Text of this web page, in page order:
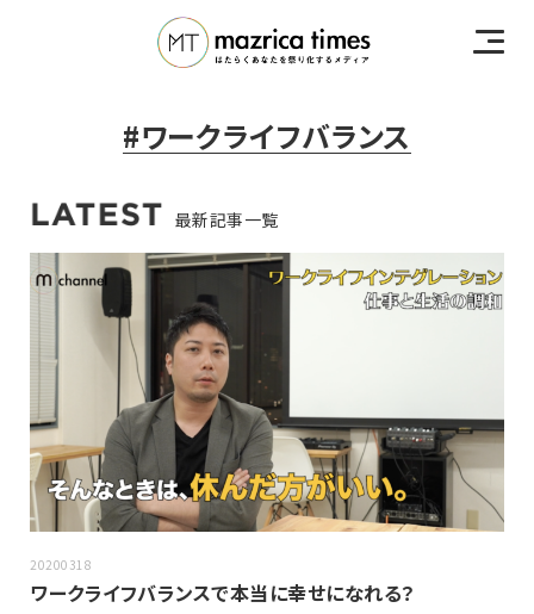
#ワークライフバランス
最新記事一覧
20200318
ワークライフバランスで本当に幸せになれる？